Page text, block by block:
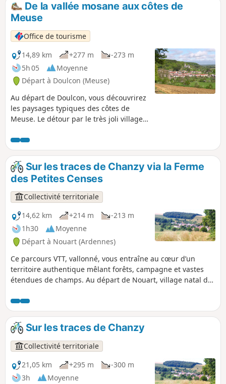
p
De la vallée mosane aux côtes de
Meuse
Office de tourisme
14,89 km
+277 m
-273 m
5h 05
Moyenne
Départ à Doulcon (Meuse)
Au départ de Doulcon, vous découvrirez
les paysages typiques des côtes de
Meuse. Le détour par le très joli village
belles surprises architecturales ! Vous
rejoindrez ensuite le village de Sassey-
sur-Meuse par la côte avant de
rejoindre Dun-sur-Meuse puis Doulcon
par le halage le long de la Meuse
navigable. Passant par 4 communes :
Dun-sur-Meuse, Doulcon, Mont-devant-
Sassey, Sassey-sur-Meuse, vous avez la
possibilité de partir au départ de l'une
d'entre elles. Vous avez aussi la
possibilité de fractionner cette balade
pour la raccourcir ou d'éviter la forêt en
période de chasse.
Sur les traces de Chanzy via la Ferme
des Petites Censes
Collectivité territoriale
14,62 km
+214 m
-213 m
1h30
Moyenne
Départ à Nouart (Ardennes)
Ce parcours VTT, vallonné, vous entraîne au cœur d’un
territoire authentique mêlant forêts, campagne et vastes
étendues de champs. Au départ de Nouart, village natal du
hameaux : Tailly, Barricourt, les Petites Censes, les
Forgettes, Les Tuileries... où se dévoilent de remarquables
bâtisses en pierre, témoins du patrimoine local. Un sentier
rythmé et varié, idéal pour les amateurs de VTT en quête de
nature, de relief et de découvertes historiques.
Sur les traces de Chanzy
Collectivité territoriale
21,05 km
+295 m
-300 m
3h
Moyenne